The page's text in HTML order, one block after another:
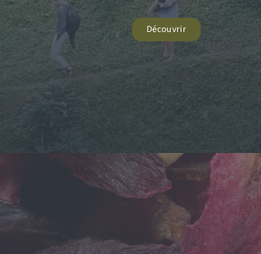
Découvrir